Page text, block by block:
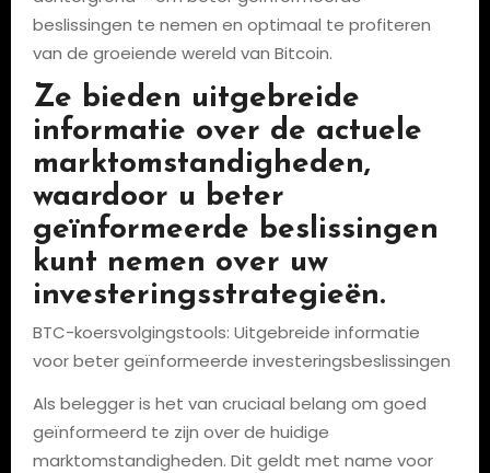
beslissingen te nemen en optimaal te profiteren
van de groeiende wereld van Bitcoin.
Ze bieden uitgebreide
informatie over de actuele
marktomstandigheden,
waardoor u beter
geïnformeerde beslissingen
kunt nemen over uw
investeringsstrategieën.
BTC-koersvolgingstools: Uitgebreide informatie
voor beter geïnformeerde investeringsbeslissingen
Als belegger is het van cruciaal belang om goed
geïnformeerd te zijn over de huidige
marktomstandigheden. Dit geldt met name voor